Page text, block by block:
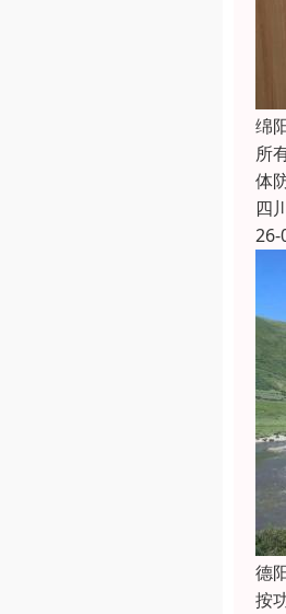
绵
所
体
四
26-
德
按